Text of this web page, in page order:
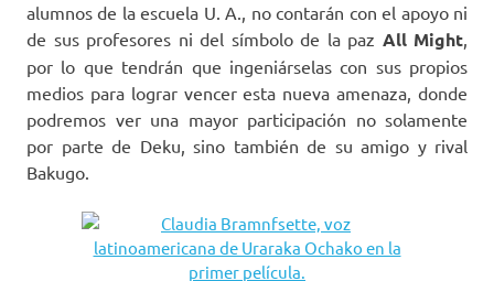
alumnos de la escuela U. A., no contarán con el apoyo ni
de sus profesores ni del símbolo de la paz All Might,
por lo que tendrán que ingeniárselas con sus propios
medios para lograr vencer esta nueva amenaza, donde
podremos ver una mayor participación no solamente
por parte de Deku, sino también de su amigo y rival
Bakugo.